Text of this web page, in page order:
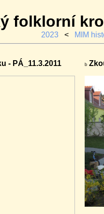
folklorní
2023< MIM
- PÁ_11.3.2011 b